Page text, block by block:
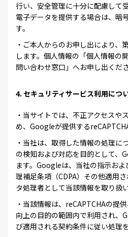
行い、安全管理に十分に配慮して
電子データを提供する場合は、暗
す。
・ご本人からのお申し出により、
します。個人情報の「個人情報の
問い合わせ窓口」へお申し出くださ
4. セキュリティサービス利用につ
・当サイトでは、不正アクセスや
め、Googleが提供する
・当社は、取得した情報の処理に
の検知および対応を目的として、
ます。Googleは、当社の指示お
理補足条項（CDPA）その他適用
タ処理者として当該情報を取り扱い
・当該情報は、reCAPTCHAの提
向上の目的の範囲内で利用され、
び適用される契約条件に従い処理